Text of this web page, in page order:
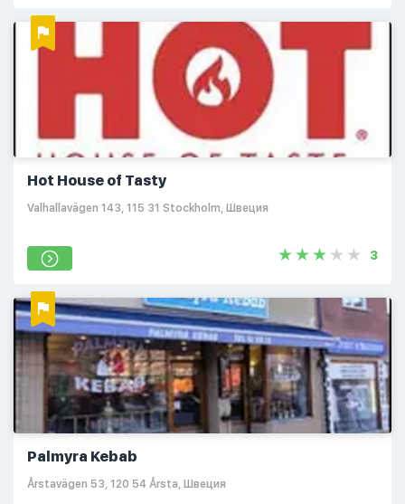
Hot House of Tasty
Valhallavägen 143, 115 31 Stockholm, Швеция
3
Palmyra Kebab
Årstavägen 53, 120 54 Årsta, Швеция